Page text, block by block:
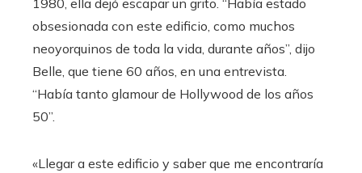
1980, ella dejó escapar un grito. “Había estado
obsesionada con este edificio, como muchos
neoyorquinos de toda la vida, durante años”, dijo
Belle, que tiene 60 años, en una entrevista.
“Había tanto glamour de Hollywood de los años
50”.
«Llegar a este edificio y saber que me encontraría